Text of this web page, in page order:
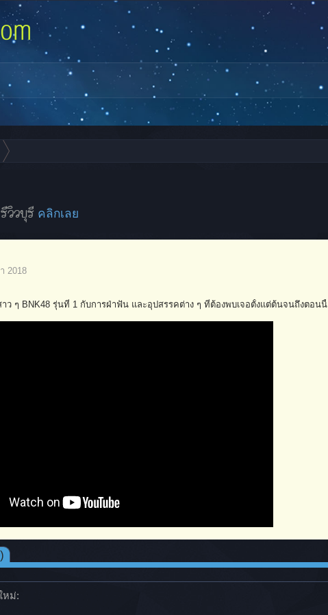
วิวบุรี คลิกเลย
2018
าว ๆ BNK48 รุ่นที่ 1 กับการฝ่าฟัน และอุปสรรคต่าง ๆ ที่ต้องพบเจอตั้งแต่ต้นจนถึงตอนนี้
หม่: